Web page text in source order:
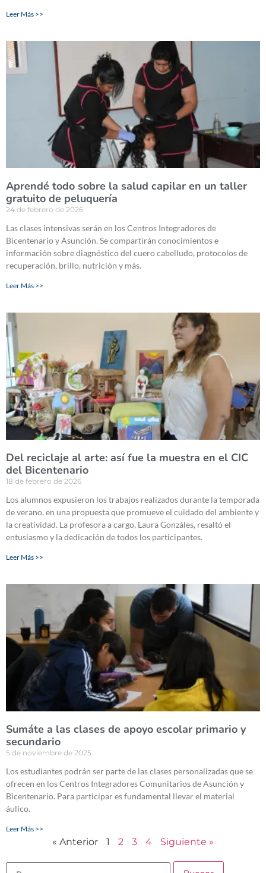
Leer Más >>
Aprendé todo sobre la salud capilar en un taller
gratuito de peluquería
24 de febrero de 2026
Las clases intensivas serán en los Centros Integradores de
Bicentenario y Asunción. Se compartirán conocimientos e
información sobre diagnóstico del cuero cabelludo, protocolos de
recuperación, brillo, nutrición y más.
Leer Más >>
Del reciclaje al arte: así fue la muestra en el CIC
del Bicentenario
18 de febrero de 2026
Los alumnos expusieron los trabajos realizados durante la temporada
de verano, en una propuesta que promueve el cuidado del ambiente y
la creatividad. La profesora a cargo, Laura Gonzáles, resaltó el
entusiasmo y la dedicación de todos los participantes.
Leer Más >>
Sumáte a las clases de apoyo escolar primario y
secundario
5 de noviembre de 2025
Los estudiantes podrán ser parte de las clases personalizadas que se
ofrecen en los Centros Integradores Comunitarios de Asunción y
Bicentenario. Para participar es fundamental llevar el material
áulico.
Leer Más >>
« Anterior 1 2 3 4 Siguiente »